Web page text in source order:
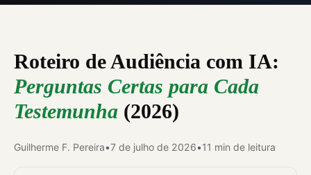
Roteiro de Audiência com IA:
Perguntas Certas para Cada
Testemunha (2026)
Guilherme F. Pereira•7 de julho de 2026•11 min de leitura